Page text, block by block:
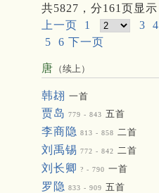
共5827，分161页显示
上一页
1 3
4
5
6 下一页
唐 （续上）
韩翃 一首
贾岛 779 - 843 五首
李商隐 813 - 858 二首
刘禹锡 772 - 842 二首
刘长卿 ? - 790 一首
罗隐 833 - 909 五首